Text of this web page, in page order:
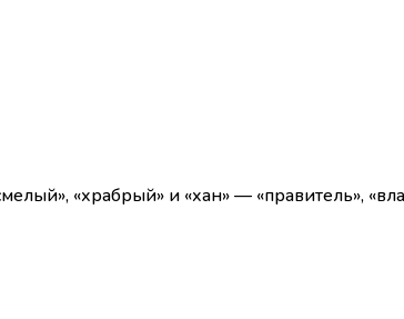
«храбрый» и «хан» — «правитель»,